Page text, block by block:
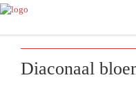
Diaconaal